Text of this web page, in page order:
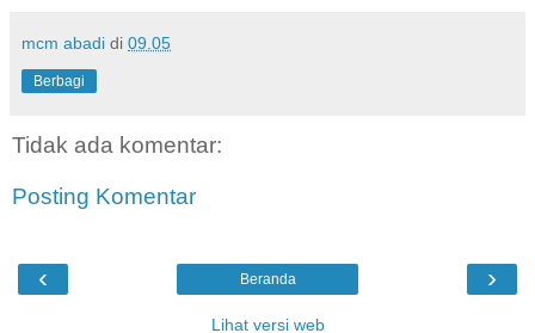
mcm abadi di 09.05
Berbagi
Tidak ada komentar:
Posting Komentar
‹ ›
Beranda
Lihat versi web